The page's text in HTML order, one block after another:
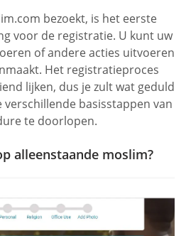
bezoekt, is het eerste
voor de registratie. U kunt uw
of andere acties uitvoeren
Het registratieproces
lijken, dus je zult wat geduld
basisstappen van
te doorlopen.
alleenstaande moslim?